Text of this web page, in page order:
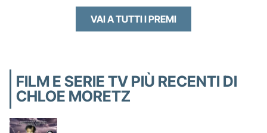
VAI A TUTTI I PREMI
FILM E SERIE TV PIÙ RECENTI DI
CHLOE MORETZ